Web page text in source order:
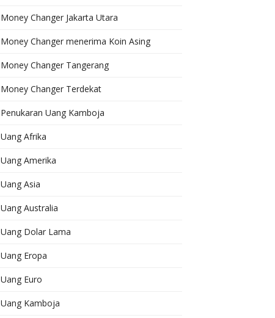
Money Changer Jakarta Utara
Money Changer menerima Koin Asing
Money Changer Tangerang
Money Changer Terdekat
Penukaran Uang Kamboja
Uang Afrika
Uang Amerika
Uang Asia
Uang Australia
Uang Dolar Lama
Uang Eropa
Uang Euro
Uang Kamboja